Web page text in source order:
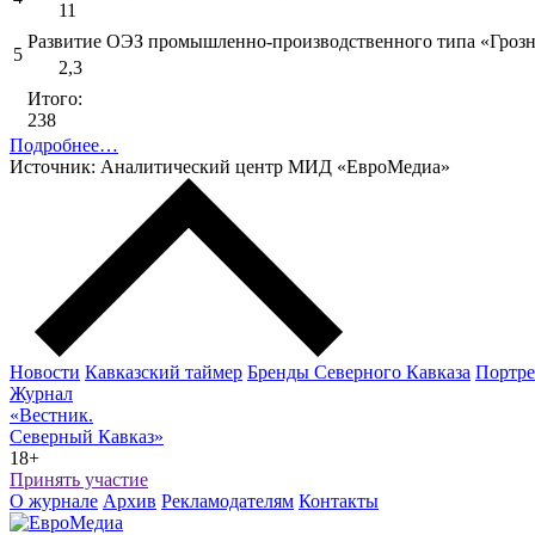
11
5
Развитие ОЭЗ промышленно-производственного типа
2,3
Итого:
238
Подробнее…
Источник: Аналитический центр МИД «ЕвроМедиа»
Новости Кавказский таймер Бренды Северного Кавказа
Журнал
«Вестник.
Северный Кавказ»
18+
Принять участие
О журнале Архив Рекламодателям Контакты